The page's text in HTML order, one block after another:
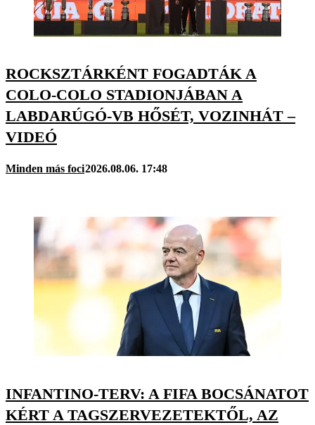
ROCKSZTÁRKÉNT FOGADTÁK A
COLO-COLO STADIONJÁBAN A
LABDARÚGÓ-VB HŐSÉT, VOZINHÁT –
VIDEÓ
Minden más foci2026.08.06. 17:48
INFANTINO-TERV: A FIFA BOCSÁNATOT
KÉRT A TAGSZERVEZETEKTŐL, AZ